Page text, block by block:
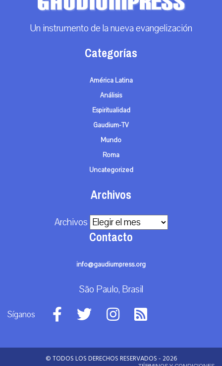
Un instrumento de la nueva evangelización
Categorías
América Latina
Análisis
Espiritualidad
Gaudium-TV
Mundo
Roma
Uncategorized
Archivos
Archivos
Contacto
info@gaudiumpress.org
São Paulo, Brasil
Síganos
© TODOS LOS DERECHOS RESERVADOS - 2026